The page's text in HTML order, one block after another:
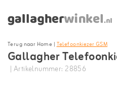
Terug naar Home |Telefoonkiezer GSM
Gallagher
| Artikelnummer: 28856